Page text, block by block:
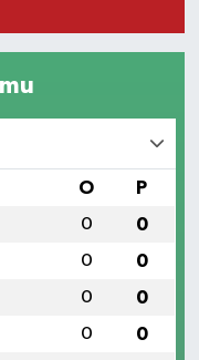
O P
0 0
0 0
0 0
0 0